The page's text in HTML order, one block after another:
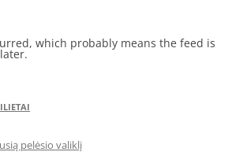
which probably means the feed is
pelėsio valiklį